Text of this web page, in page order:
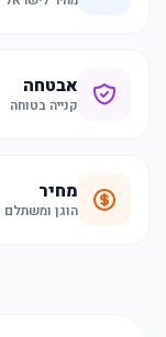
אבטחה
קנייה בטוחה
מחיר
הוגן ומשתלם